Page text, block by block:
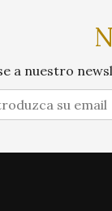
a nuestro